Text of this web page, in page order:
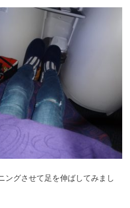
ングさせて足を伸ばしてみまし